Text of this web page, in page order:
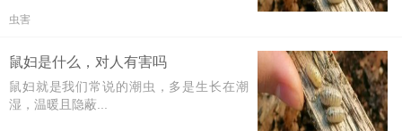
虫害
鼠妇是什么，对人有害吗
鼠妇就是我们常说的潮虫，多是生长在潮
湿，温暖且隐蔽...